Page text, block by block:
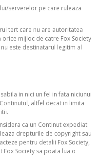
serverelor pe care ruleaza
tert care nu are autoritatea
mijloc de catre Fox Society
este destinatarul legitim al
in nici un fel in fata niciunui
altfel decat in limita
ca un Continut expediat
drepturile de copyright sau
pentru detalii Fox Society,
Society sa poata lua o